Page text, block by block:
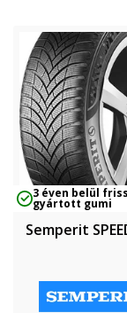
3 éven belül
gyártott gumi
Semperit